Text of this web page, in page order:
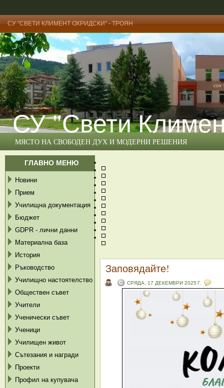
СУ "СВЕТИ КЛИМЕНТ ОХРИДСКИ" - ТРОЯН
СУ "Свети
МЯСТО НА СВОБОДЕН ДУХ И МОДЕРНИ РЕШЕНИЯ
ГЛАВНО МЕНЮ
Новини
Прием
Училищна документация
Бюджет
GDPR - лични данни
Материална база
История
Ръководство
Училищно настоятелство
Обществен съвет
Учители
Ученически съвет
Ученици
Училищен живот
Сътезания и награди
Проекти
Профил на купувача
Заповядайте!
СРЯДА, 17 ДЕКЕМВРИ 2025 Г.